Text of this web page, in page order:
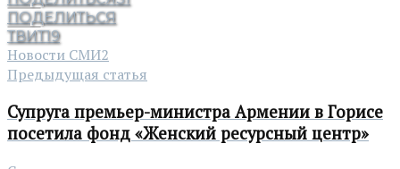
ПОДЕЛИТЬСЯ
ТВИТ19
Новости СМИ2
Предыдущая статья
Супруга премьер-министра Армении в Горисе
посетила фонд «Женский ресурсный центр»